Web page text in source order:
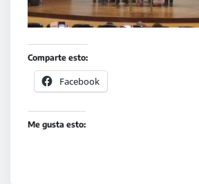
Comparte esto:
Facebook
Me gusta esto: